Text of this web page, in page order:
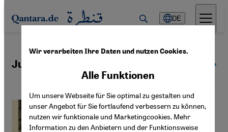
Direkt zum Inhalt springen
DE
Judentum | Juden
Wir verarbeiten Ihre Daten und nutzen Cookies.
Alle Funktionen
Um unsere Webseite für Sie optimal zu gestalten und
unser Angebot für Sie fortlaufend verbessern zu können,
nutzen wir funktionale und Marketingcookies. Mehr
Information zu den Anbietern und der Funktionsweise